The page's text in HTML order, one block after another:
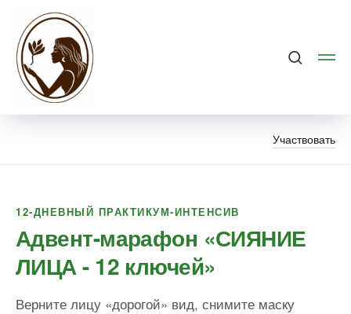
Участвовать
12-ДНЕВНЫЙ ПРАКТИКУМ-ИНТЕНСИВ
Адвент-марафон «СИЯНИЕ
ЛИЦА - 12 ключей»
Верните лицу «дорогой» вид, снимите маску